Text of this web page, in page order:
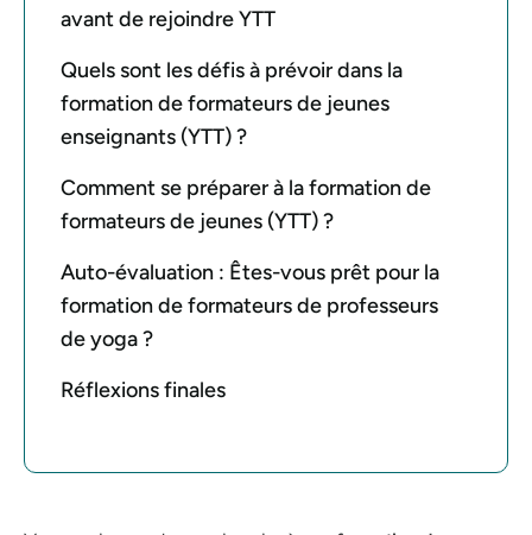
avant de rejoindre YTT
Quels sont les défis à prévoir dans la
formation de formateurs de jeunes
enseignants (YTT) ?
Comment se préparer à la formation de
formateurs de jeunes (YTT) ?
Auto-évaluation : Êtes-vous prêt pour la
formation de formateurs de professeurs
de yoga ?
Réflexions finales